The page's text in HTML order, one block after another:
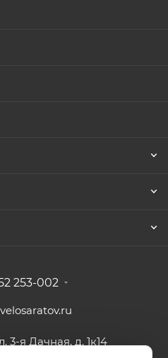
253-002
3-я Дачная, д. 1к14